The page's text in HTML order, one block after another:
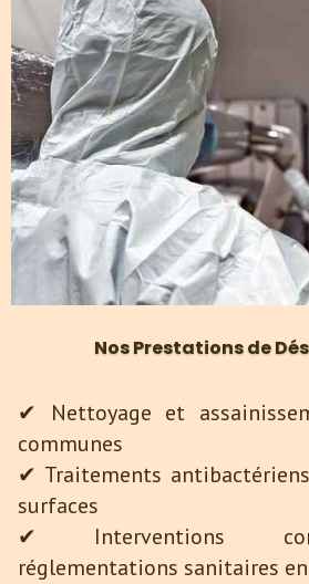
NosPrestationsde
✔ Nettoyage et
communes
✔ Traitements
surfaces
✔ Interventions
réglementations sanitaires